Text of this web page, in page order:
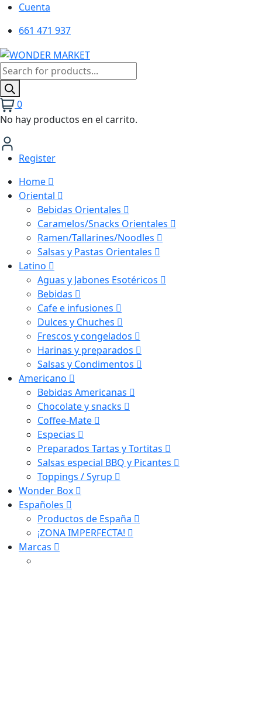
Cuenta
661 471 937
Búsqueda
de
productos
0
No hay productos en el carrito.
Register
Home
Oriental
Bebidas Orientales
Caramelos/Snacks Orientales
Ramen/Tallarines/Noodles
Salsas y Pastas Orientales
Latino
Aguas y Jabones Esotéricos
Bebidas
Cafe e infusiones
Dulces y Chuches
Frescos y congelados
Harinas y preparados
Salsas y Condimentos
Americano
Bebidas Americanas
Chocolate y snacks
Coffee-Mate
Especias
Preparados Tartas y Tortitas
Salsas especial BBQ y Picantes
Toppings / Syrup
Wonder Box
Españoles
Productos de España
¡ZONA IMPERFECTA!
Marcas